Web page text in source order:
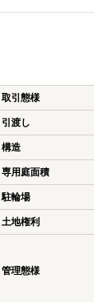
取引態様
引渡し
構造
専用庭面積
駐輪場
土地権利
管理態様